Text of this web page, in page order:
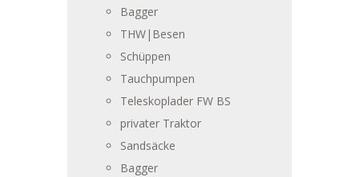
Bagger
THW|Besen
Schüppen
Tauchpumpen
Teleskoplader FW BS
privater Traktor
Sandsäcke
Bagger